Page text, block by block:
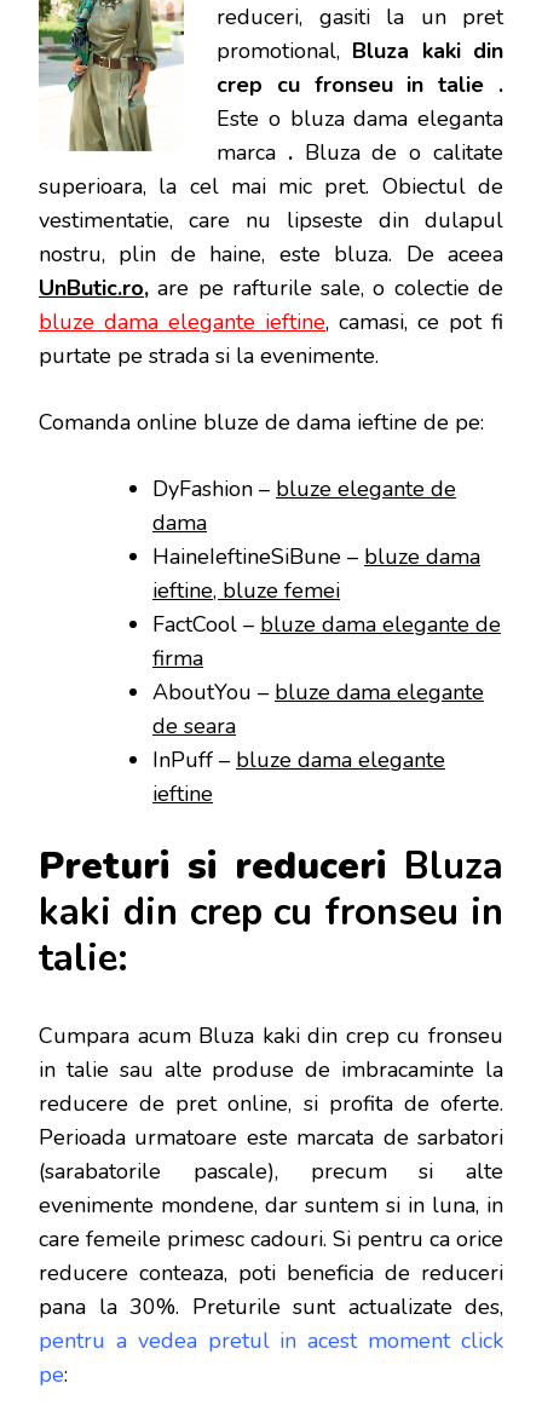
reduceri, gasiti la un pret
promotional, Bluza kaki din
crep cu fronseu in talie .
Este o bluza dama eleganta
marca .Bluza de o calitate
superioara, la cel mai mic pret. Obiectul de
vestimentatie, care nu lipseste din dulapul
nostru, plin de haine, este bluza. De aceea
UnButic.ro,are pe rafturile sale, o colectie de
bluze dama elegante ieftine, camasi, ce pot fi
purtate pe strada si la evenimente.
Comanda online bluze de dama ieftine de pe:
DyFashion – bluze elegante de
dama
HaineIeftineSiBune – bluze dama
ieftine, bluze femei
FactCool – bluze dama elegante de
firma
AboutYou – bluze dama elegante
de seara
InPuff – bluze dama elegante
ieftine
Preturi si reduceri Bluza
kaki din crep cu fronseu in
talie:
Cumpara acum Bluza kaki din crep cu fronseu
in talie sau alte produse de imbracaminte la
reducere de pret online, si profita de oferte.
Perioada urmatoare este marcata de sarbatori
(sarabatorile pascale), precum si alte
evenimente mondene, dar suntem si in luna, in
care femeile primesc cadouri. Si pentru ca orice
reducere conteaza, poti beneficia de reduceri
pana la 30%. Preturile sunt actualizate des,
pentru a vedea pretul in acest moment click
pe: